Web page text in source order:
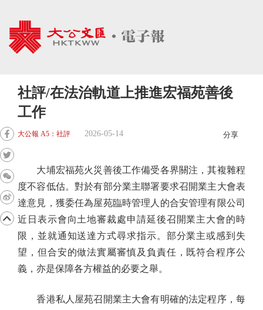
社評/在法治軌道上推進宏福苑善後
工作
大公報 A5：社評 2026-05-14 分享
大埔宏福苑火災善後工作備受各界關注，其複雜程
度不容低估。對於有部分業主聯署要求召開業主大會表
達意見，獲委任為屋苑臨時管理人的合安管理有限公司
近日表示會向土地審裁處申請延後召開業主大會的時
限，並就通知送達方式尋求指示。部分業主或感到失
望，但合安的做法實屬審慎及負責任，既符合程序公
義，亦是保障各方權益的必要之舉。
香港私人屋苑召開業主大會有明確的法定程序，每